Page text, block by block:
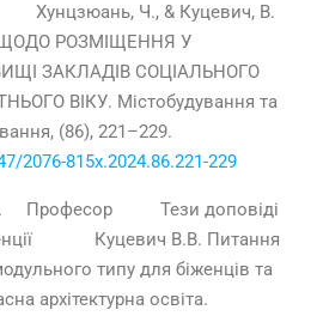
Ч., & Куцевич, В.
ЩОДО РОЗМІЩЕННЯ У
ЗАКЛАДІВ СОЦІАЛЬНОГО
ВІКУ. Містобудування та
(86), 221–229.
2076-815x.2024.86.221-229
Тези доповіді
Куцевич В.В. Питання
типу для біженців та
архітектурна освіта.